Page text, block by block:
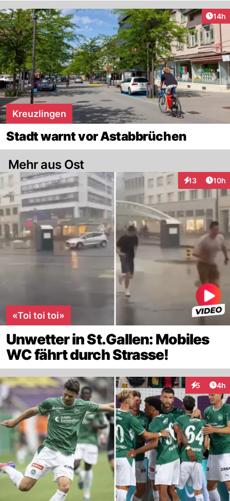
14h
Kreuzlingen
Stadt warnt vor Astabbrüchen
Mehr aus Ost
13
Interaktionen
10h
«Toi toi toi»
Unwetter in St.Gallen: Mobiles
WC fährt durch Strasse!
5 4h